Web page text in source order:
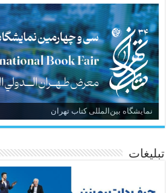
نمایشگاه بین‌المللی کتاب تهران
تبلیغات